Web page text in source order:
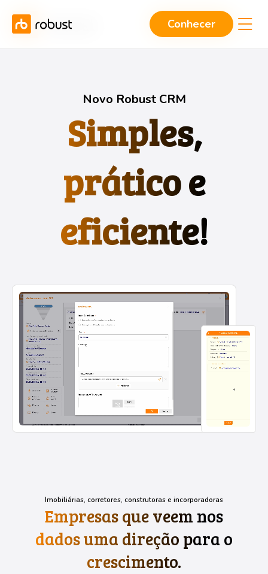
Conhecer
Conhecer
Novo Robust CRM
Simples,
prático e
eficiente!
Imobiliárias, corretores, construtoras e incorporadoras
Empresas que veem nos
dados uma direção para o
crescimento.